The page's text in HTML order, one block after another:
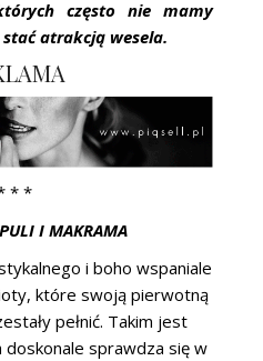
często nie mamy
atrakcją wesela.
* *
I MAKRAMA
i boho wspaniale
które swoją pierwotną
pełnić. Takim jest
doskonale sprawdza się w